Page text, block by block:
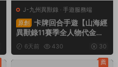
J-九州異獸錄 · 手遊服務端
原創
卡牌回合手遊【山海經
異獸錄11賽季全人物代金券
内購版】Win一鍵服務端+授
權GM後台+管理後台+熱更
修改工具+安卓+視頻架設教
6天前 430 30
薦